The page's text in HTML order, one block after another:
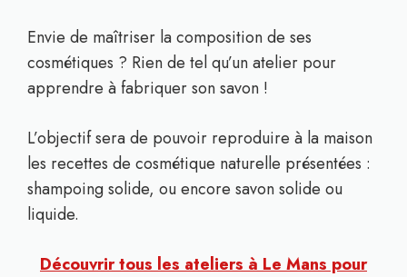
Envie de maîtriser la composition de ses
cosmétiques ? Rien de tel qu’un atelier pour
apprendre à fabriquer son savon !
L’objectif sera de pouvoir reproduire à la maison
les recettes de cosmétique naturelle présentées :
shampoing solide, ou encore savon solide ou
liquide.
Découvrir tous les ateliers à Le Mans pour